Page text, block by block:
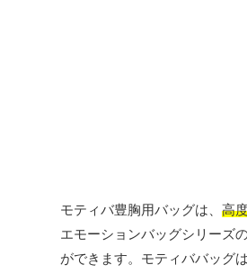
モティバ豊胸用バッグは、 高
エモーションバッグシリーズ
ができます。モティババッグは